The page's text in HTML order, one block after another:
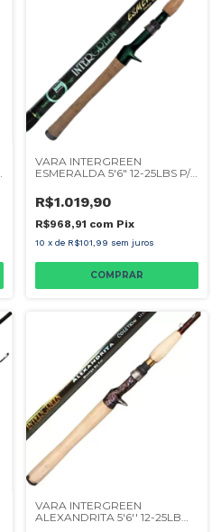
VARA INTERGREEN
ESMERALDA 5'6" 12-25LBS P/
R$1.019,90
R$968,91 com Pix
10 x de R$101,99 sem juros
VARA INTERGREEN
ALEXANDRITA 5'6'' 12-25LB